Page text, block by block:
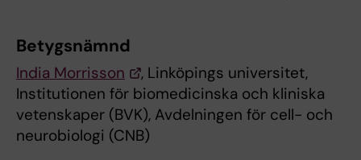
Betygsnämnd
India Morrisson
, Linköpings universitet,
Institutionen för biomedicinska och kliniska
vetenskaper (BVK), Avdelningen för cell- och
neurobiologi (CNB)